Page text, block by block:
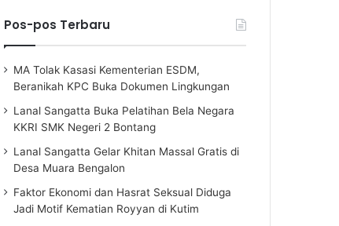
Pos-pos Terbaru
MA Tolak Kasasi Kementerian ESDM,
Beranikah KPC Buka Dokumen Lingkungan
Lanal Sangatta Buka Pelatihan Bela Negara
KKRI SMK Negeri 2 Bontang
Lanal Sangatta Gelar Khitan Massal Gratis di
Desa Muara Bengalon
Faktor Ekonomi dan Hasrat Seksual Diduga
Jadi Motif Kematian Royyan di Kutim